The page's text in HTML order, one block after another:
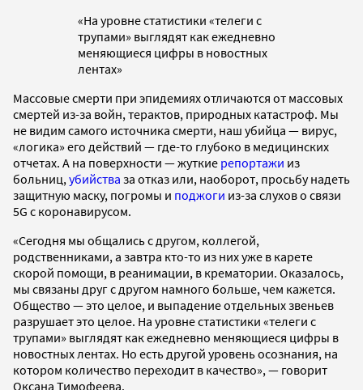
«На уровне статистики «телеги с
трупами» выглядят как ежедневно
меняющиеся цифры в новостных
лентах»
Массовые смерти при эпидемиях отличаются от массовых
смертей из-за войн, терактов, природных катастроф. Мы
не видим самого источника смерти, наш убийца — вирус,
«логика» его действий — где-то глубоко в медицинских
отчетах. А на поверхности — жуткие репортажи из
больниц, убийства за отказ или, наоборот, просьбу надеть
защитную маску, погромы и поджоги из-за слухов о связи
5G с коронавирусом.
«Сегодня мы общались с другом, коллегой,
родственниками, а завтра кто-то из них уже в карете
скорой помощи, в реанимации, в крематории. Оказалось,
мы связаны друг с другом намного больше, чем кажется.
Общество — это целое, и выпадение отдельных звеньев
разрушает это целое. На уровне статистики «телеги с
трупами» выглядят как ежедневно меняющиеся цифры в
новостных лентах. Но есть другой уровень осознания, на
котором количество переходит в качество», — говорит
Оксана Тимофеева.